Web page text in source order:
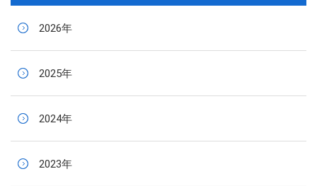
2026年
2025年
2024年
2023年